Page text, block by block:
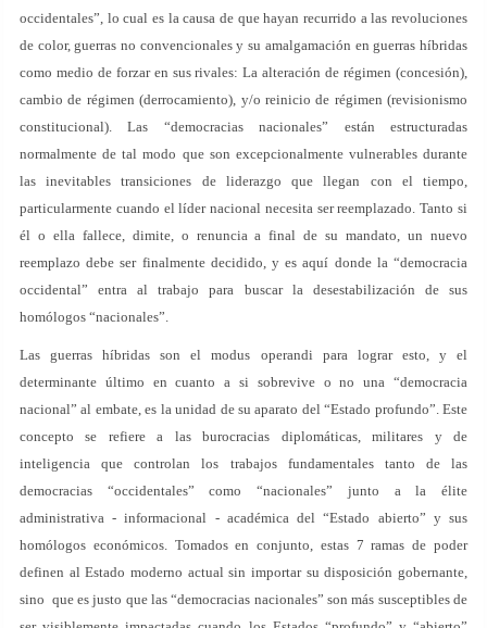
occidentales”, lo cual es la causa de que hayan recurrido a las revoluciones
de color, guerras no convencionales y su amalgamación en guerras híbridas
como medio de forzar en sus rivales: La alteración de régimen (concesión),
cambio de régimen (derrocamiento), y/o reinicio de régimen (revisionismo
constitucional). Las “democracias nacionales” están estructuradas
normalmente de tal modo que son excepcionalmente vulnerables durante
las inevitables transiciones de liderazgo que llegan con el tiempo,
particularmente cuando el líder nacional necesita ser reemplazado. Tanto si
él o ella fallece, dimite, o renuncia a final de su mandato, un nuevo
reemplazo debe ser finalmente decidido, y es aquí donde la “democracia
occidental” entra al trabajo para buscar la desestabilización de sus
homólogos “nacionales”.
Las guerras híbridas son el modus operandi para lograr esto, y el
determinante último en cuanto a si sobrevive o no una “democracia
nacional” al embate, es la unidad de su aparato del “Estado profundo”. Este
concepto se refiere a las burocracias diplomáticas, militares y de
inteligencia que controlan los trabajos fundamentales tanto de las
democracias “occidentales” como “nacionales” junto a la élite
administrativa - informacional - académica del “Estado abierto” y sus
homólogos económicos. Tomados en conjunto, estas 7 ramas de poder
definen al Estado moderno actual sin importar su disposición gobernante,
sino que es justo que las “democracias nacionales” son más susceptibles de